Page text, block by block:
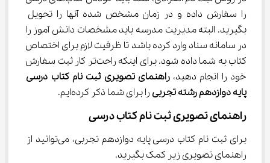
را سفارش داده و در زمان مشخص شده آنها را تحویل
بگیرید. البته مدیریت مدرسه باید مشخصات دانش آموز را
در سامانه سناد وارد کرده باشد تا ظرفیت لازم برای اختصاص
کتاب به شما داده شود. برای اینکه راحت‌تر کار ثبت سفارش
خود را انجام دهید، راهنمای تصویری ثبت نام کتاب درسی
پایه دوازدهم رشته تجربی را برای شما ذکر کرده‌ایم.
راهنمای تصویری ثبت نام کتاب درسی
برای ثبت نام کتاب درسی پایه دوازدهم تجربی، می‌توانید از
راهنمای تصویری زیر کمک بگیرید.